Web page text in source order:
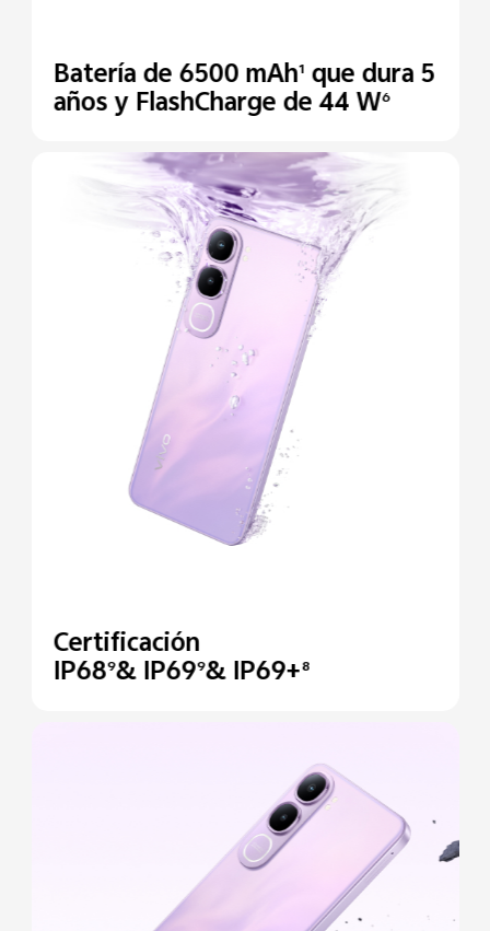
Batería de 6500 mAh1 que dura 5
años y FlashCharge de 44 W6
Certificación
IP689& IP699& IP69+8